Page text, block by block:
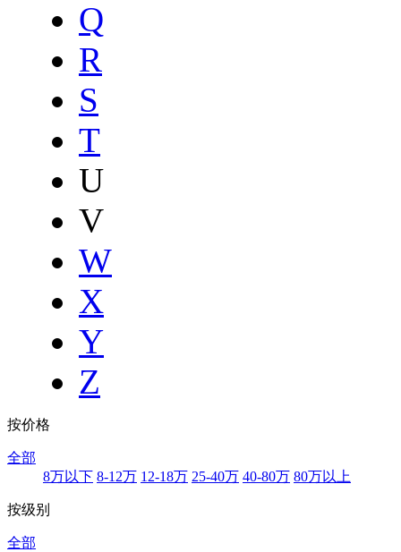
Q
R
S
T
U
V
W
X
Y
Z
按价格
全部
8万以下 8-12万 12-18万 25-40万 40-80万 80万以上
按级别
全部